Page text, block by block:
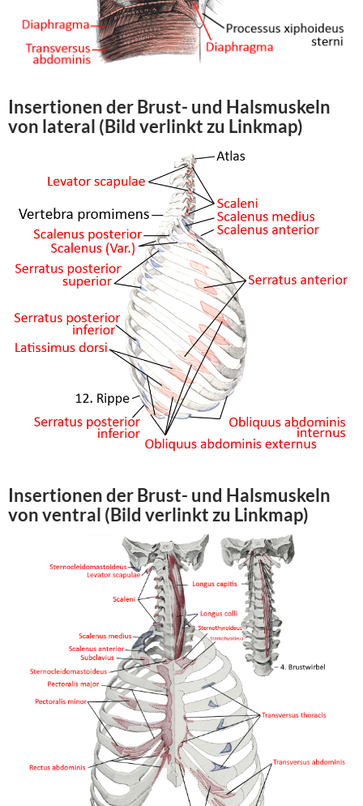
Insertionen der Brust- und Halsmuskeln
von lateral (Bild verlinkt zu Linkmap)
Insertionen der Brust- und Halsmuskeln
von ventral (Bild verlinkt zu Linkmap)